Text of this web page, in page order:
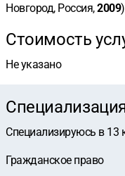
Новгород, Россия,2009)
Стоимость
Не указано
Специализируюсь в 13
Гражданское право